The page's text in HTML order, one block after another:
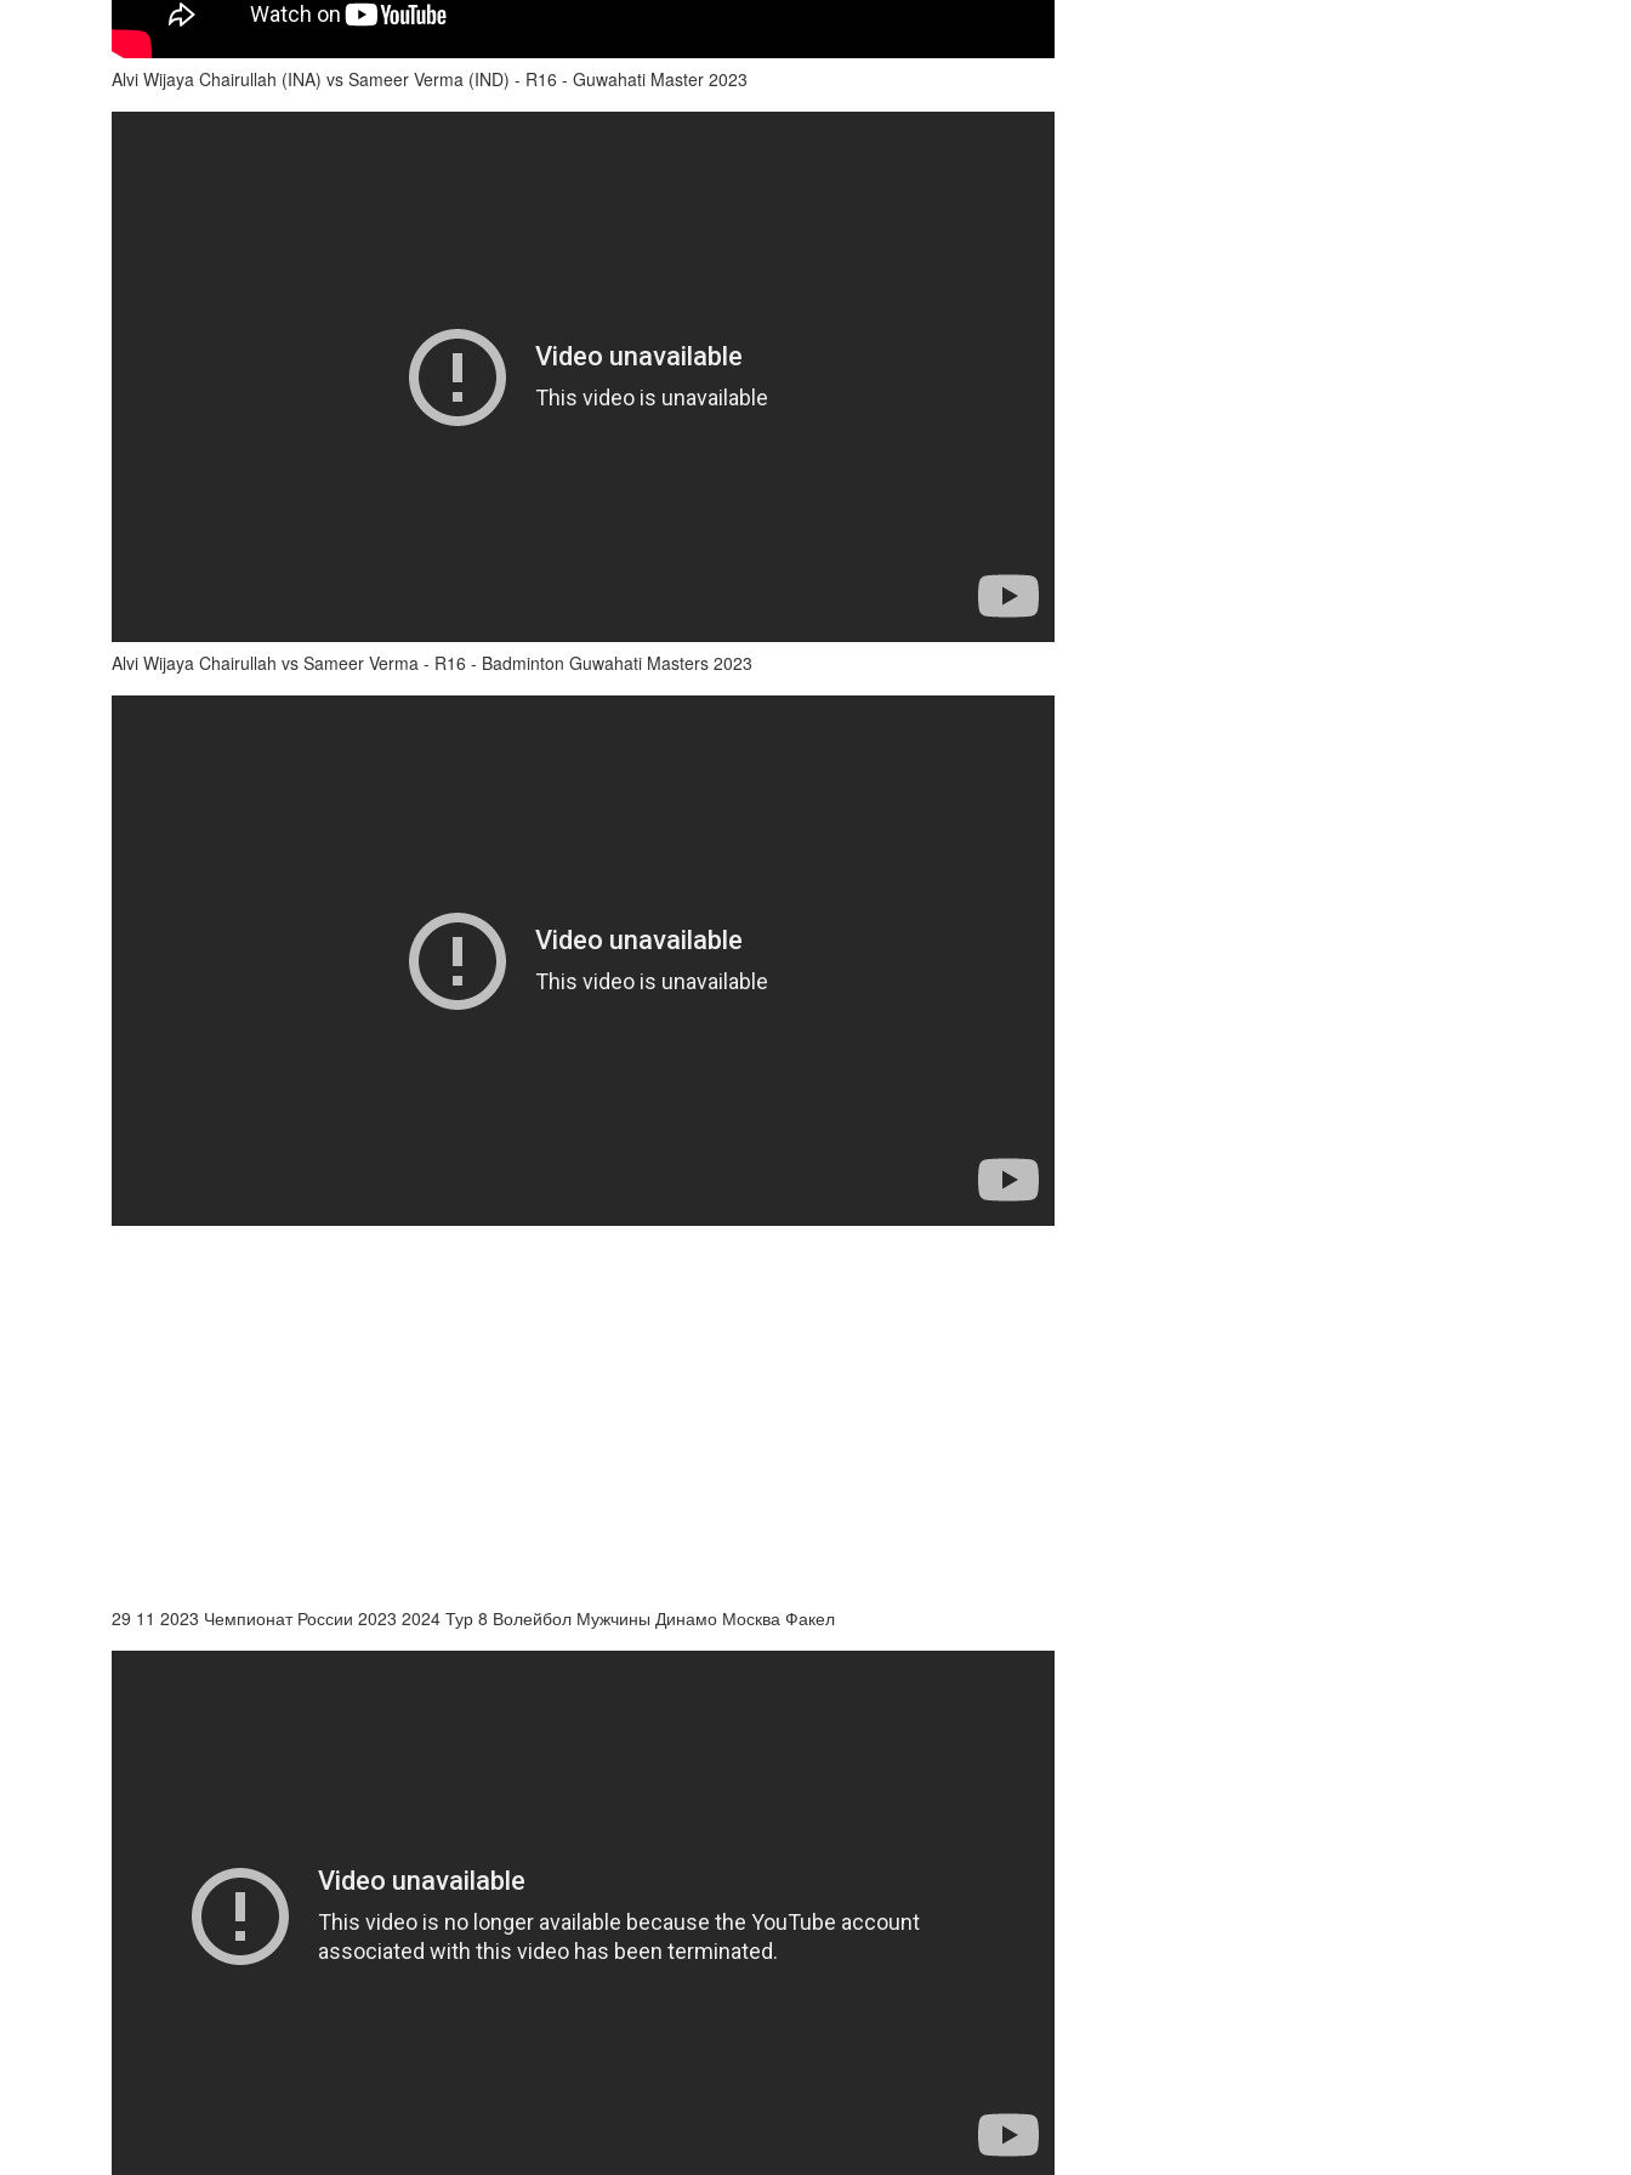
Alvi Wijaya Chairullah (INA) vs Sameer Verma (IND) - R16 - Guwahati Master 2023
Alvi Wijaya Chairullah vs Sameer Verma - R16 - Badminton Guwahati Masters 2023
29 11 2023 Чемпионат России 2023 2024 Тур 8 Волейбол Мужчины Динамо Москва Факел